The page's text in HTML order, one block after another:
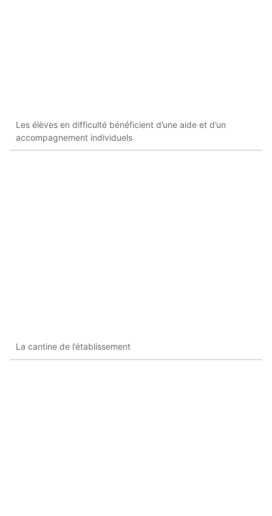
Les élèves en difficulté bénéficient d’une aide et d’un
accompagnement individuels
La cantine de l’établissement